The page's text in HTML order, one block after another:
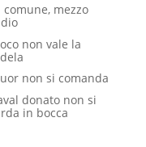
comune, mezzo
non vale la
non si comanda
donato non si
in bocca